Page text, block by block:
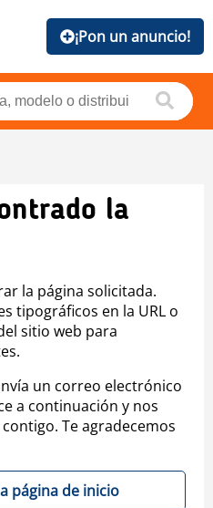
¡Pon un anuncio!
la
la página solicitada.
tipográficos en la URL o
sitio web para
un correo electrónico
a continuación y nos
Te agradecemos
página de inicio